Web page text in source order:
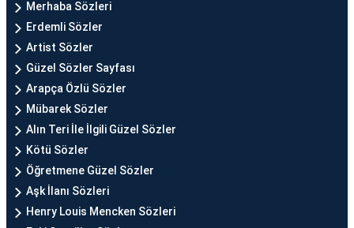
Merhaba Sözleri
Erdemli Sözler
Artist Sözler
Güzel Sözler Sayfası
Arapça Özlü Sözler
Mübarek Sözler
Alın Teri İle İlgili Güzel Sözler
Kötü Sözler
Öğretmene Güzel Sözler
Aşk İlanı Sözleri
Henry Louis Mencken Sözleri